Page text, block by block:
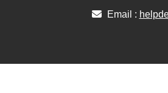
Email :